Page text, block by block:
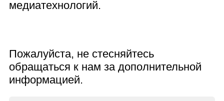
медиатехнологий.
Пожалуйста, не стесняйтесь
обращаться к нам за дополнительной
информацией.